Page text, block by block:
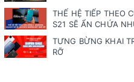
THẾ HỆ TIẾP THEO
S21 SẼ ẨN CHỨA
TƯNG BỪNG KHAI
RỠ